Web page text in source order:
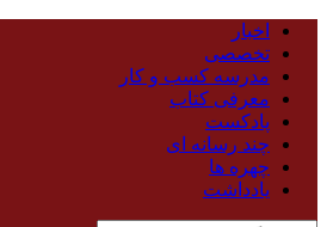
اخبار
تخصصی
مدرسه کسب و کار
معرفی کتاب
پادکست
چند رسانه ای
چهره ها
یادداشت